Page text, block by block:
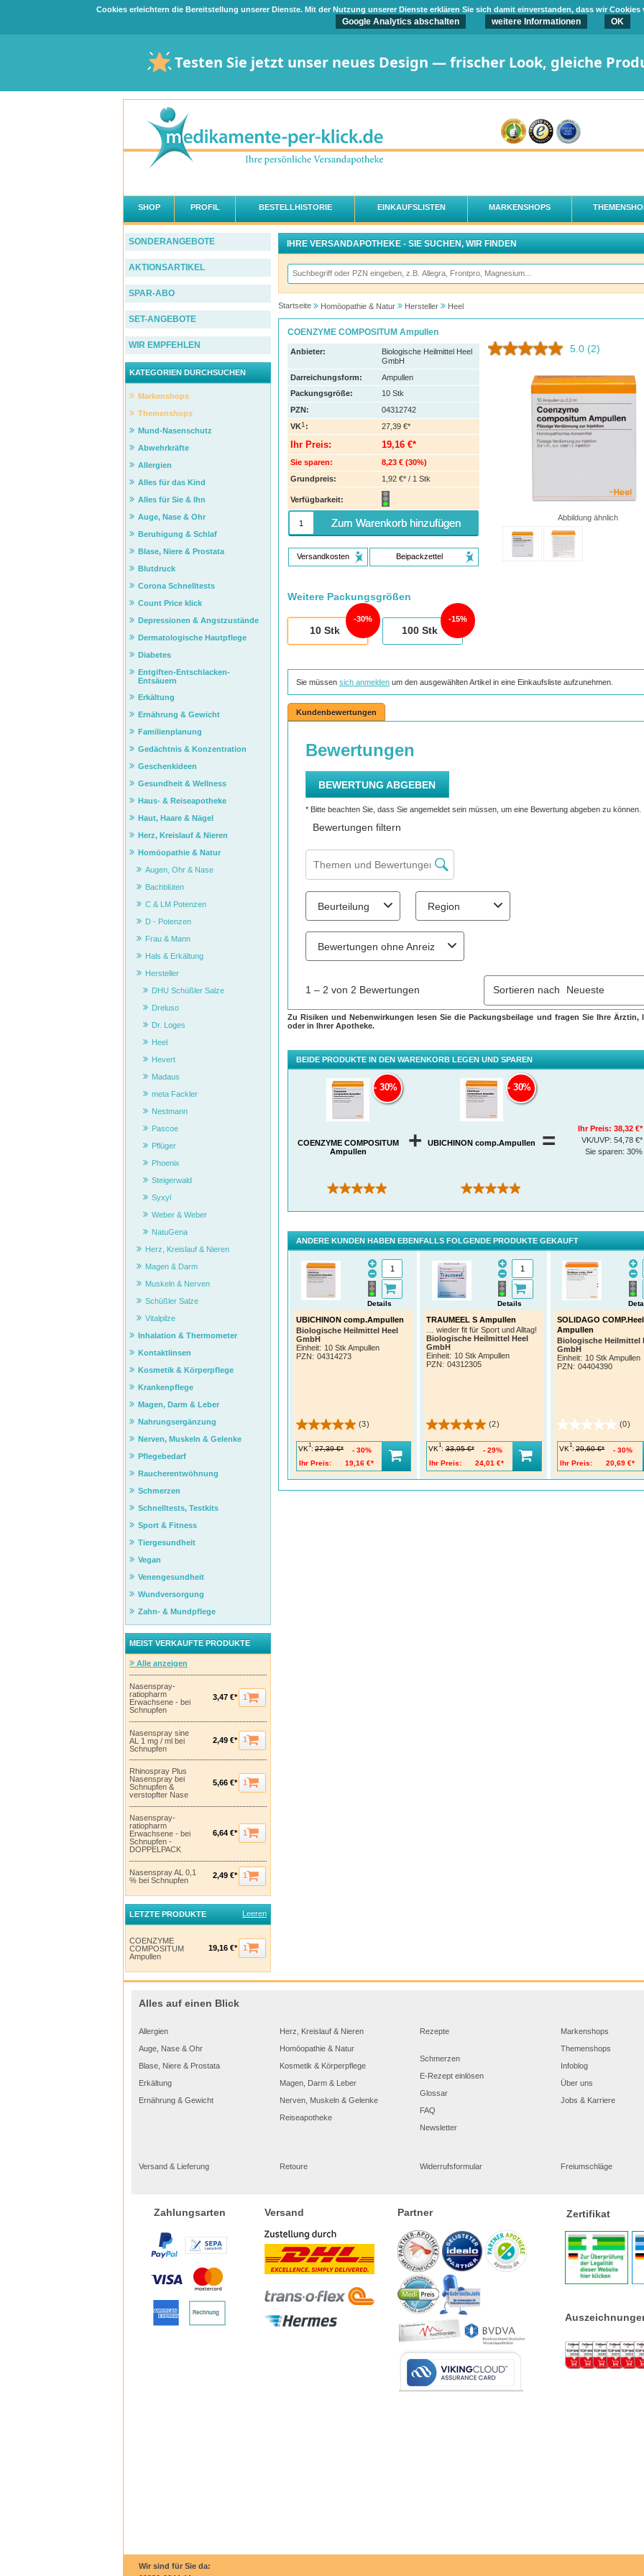
Cookies erleichtern die Bereitstellung unserer Dienste. Mit der Nutzung unserer Dienste erklären Sie sich damit einverstanden, dass wir
Google Analytics abschalten weitere Informationen OK
Testen Sie jetzt unser neues Design — frischer Look, gleiche
SHOP PROFIL BESTELLHISTORIE EINKAUFSLISTEN MARKENSHOPS
IHRE VERSANDAPOTHEKE - SIE SUCHEN, WIR FINDEN
Startseite Homöopathie & Natur Hersteller Heel
COENZYME COMPOSITUM Ampullen
5.0 (2)
Abbildung ähnlich
Anbieter:
Biologische Heilmittel Heel
GmbH
Darreichungsform:
Ampullen
Packungsgröße:
10 Stk
PZN:
04312742
VK1: 27,39 €*
Ihr Preis: 19,16 €*
Sie sparen: 8,23 € (30%)
Grundpreis:
1,92 €* / 1 Stk
Verfügbarkeit:
Zum Warenkorb hinzufügen
Versandkosten Beipackzettel
Weitere Packungsgrößen
10Stk
30%
100Stk
15%
Sie müssen sich anmeldenum den ausgewählten Artikel in eine Einkaufsliste aufzunehmen.
Kundenbewertungen
Zu Risiken und Nebenwirkungen lesen Sie die Packungsbeilage und fragen Sie Ihre Ärztin,
oder in Ihrer Apotheke.
BEIDE PRODUKTE IN DEN WARENKORB LEGEN UND SPAREN
COENZYME COMPOSITUM
Ampullen
(2)
30%
+ UBICHINON comp.Ampullen
(3)
30%
= Ihr Preis:38,32 €*
VK/UVP:54,78 €*
Sie sparen:30%
ANDERE KUNDEN HABEN EBENFALLS FOLGENDE PRODUKTE GEKAUFT
UBICHINON comp.Ampullen
Biologische Heilmittel Heel
GmbH
Einheit: 10 Stk Ampullen
PZN: 04314273
Details
(3)
VK
1
: 27,39 €*
Ihr Preis:
19,16 €*
30%
TRAUMEEL S Ampullen
… wieder fit für Sport und Alltag!
Biologische Heilmittel Heel
GmbH
Einheit: 10 Stk Ampullen
PZN: 04312305
Details
(2)
VK
1
: 33,95 €*
Ihr Preis:
24,01 €*
29%
SOLIDAGO COMP.Heel
Ampullen
Biologische Heilmittel
GmbH
Einheit: 10 Stk Ampullen
PZN: 04404390
(0)
VK
1
: 29,60 €*
Ihr Preis:
20,69 €*
30%
SONDERANGEBOTE
AKTIONSARTIKEL
SPAR-ABO
SET-ANGEBOTE
WIR EMPFEHLEN
KATEGORIEN DURCHSUCHEN
Markenshops
Themenshops
Mund-Nasenschutz
Abwehrkräfte
Allergien
Alles für das Kind
Alles für Sie & Ihn
Auge, Nase & Ohr
Beruhigung & Schlaf
Blase, Niere & Prostata
Blutdruck
Corona Schnelltests
Count Price klick
Depressionen & Angstzustände
Dermatologische Hautpflege
Diabetes
Entgiften-Entschlacken-
Entsäuern
Erkältung
Ernährung & Gewicht
Familienplanung
Gedächtnis & Konzentration
Geschenkideen
Gesundheit & Wellness
Haus- & Reiseapotheke
Haut, Haare & Nägel
Herz, Kreislauf & Nieren
Homöopathie & Natur
Augen, Ohr & Nase
Bachblüten
C & LM Potenzen
D - Potenzen
Frau & Mann
Hals & Erkältung
Hersteller
DHU Schüßler Salze
Dreluso
Dr. Loges
Heel
Hevert
Madaus
meta Fackler
Nestmann
Pascoe
Pflüger
Phoenix
Steigerwald
Syxyl
Weber & Weber
NatuGena
Herz, Kreislauf & Nieren
Magen & Darm
Muskeln & Nerven
Schüßler Salze
Vitalpilze
Inhalation & Thermometer
Kontaktlinsen
Kosmetik & Körperpflege
Krankenpflege
Magen, Darm & Leber
Nahrungsergänzung
Nerven, Muskeln & Gelenke
Pflegebedarf
Raucherentwöhnung
Schmerzen
Schnelltests, Testkits
Sport & Fitness
Tiergesundheit
Vegan
Venengesundheit
Wundversorgung
Zahn- & Mundpflege
MEIST VERKAUFTE PRODUKTE
Alle anzeigen
Nasenspray-
ratiopharm
Erwachsene - bei
Schnupfen
3,47 €* 1
Nasenspray sine
AL 1 mg / ml bei
Schnupfen
2,49 €* 1
Rhinospray Plus
Nasenspray bei
Schnupfen &
verstopfter Nase
5,66 €* 1
Nasenspray-
ratiopharm
Erwachsene - bei
Schnupfen -
DOPPELPACK
6,64 €* 1
Nasenspray AL 0,1
% bei Schnupfen
2,49 €* 1
LETZTE PRODUKTE Leeren
COENZYME
COMPOSITUM
Ampullen
19,16 €* 1
Alles auf einen Blick
Allergien
Auge, Nase & Ohr
Blase, Niere & Prostata
Erkältung
Ernährung & Gewicht
Herz, Kreislauf & Nieren
Homöopathie & Natur
Kosmetik & Körperpflege
Magen, Darm & Leber
Nerven, Muskeln & Gelenke
Reiseapotheke
Rezepte
Schmerzen
E-Rezept einlösen
Glossar
FAQ
Newsletter
Markenshops
Themenshops
Infoblog
Über uns
Jobs & Karriere
Versand & Lieferung Retoure Widerrufsformular Freiumschläge
Zahlungsarten Versand Partner Zertifikat
Wir sind für Sie da: